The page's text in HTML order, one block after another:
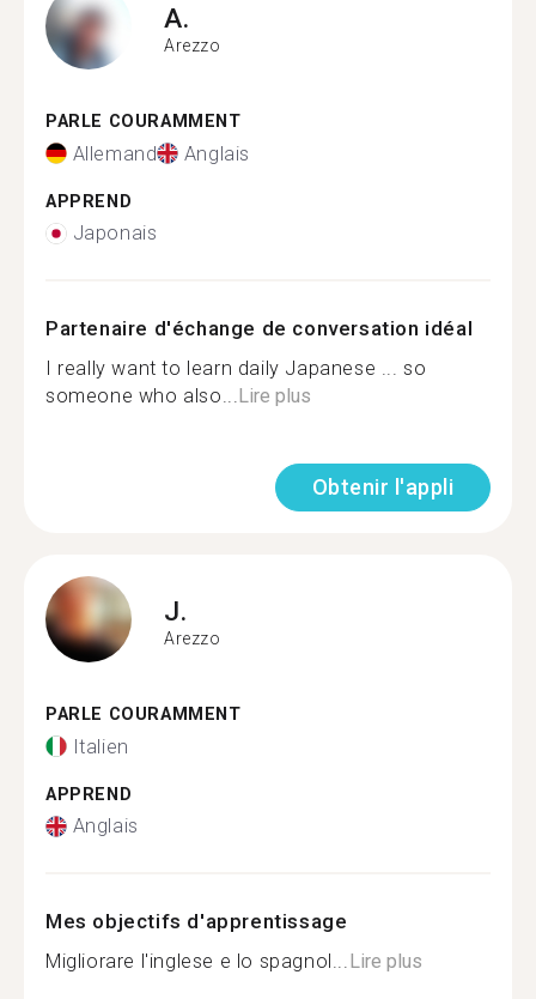
A.
Arezzo
PARLE COURAMMENT
Allemand Anglais
APPREND
Japonais
Partenaire d'échange de conversation idéal
I really want to learn daily Japanese ... so
someone who also...Lire plus
Obtenir l'appli
J.
Arezzo
PARLE COURAMMENT
Italien
APPREND
Anglais
Mes objectifs d'apprentissage
Migliorare l'inglese e lo spagnol...Lire plus